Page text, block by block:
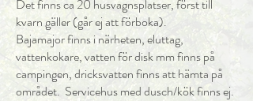
Det finns ca 20 husvagnsplatser, först till
kvarn gäller (går ej att förboka).
Bajamajor finns i närheten, eluttag,
vattenkokare, vatten för disk mm finns på
campingen, dricksvatten finns att hämta på
området. Servicehus med dusch/kök finns ej.